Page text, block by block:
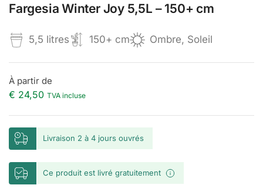
Fargesia Winter Joy 5,5L – 150+ cm
5,5 litres 150+ cm Ombre, Soleil
À partir de
€ 24,50 TVA incluse
Livraison 2 à 4 jours ouvrés
Ce produit est livré gratuitement